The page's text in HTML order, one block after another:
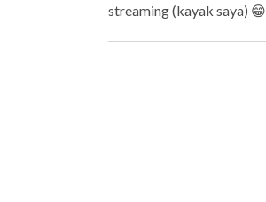
streaming (kayak saya) 😁